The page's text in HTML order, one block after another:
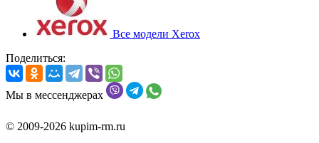
Все модели Xerox
Поделиться:
Мы в мессенджерах
© 2009-2026 kupim-rm.ru